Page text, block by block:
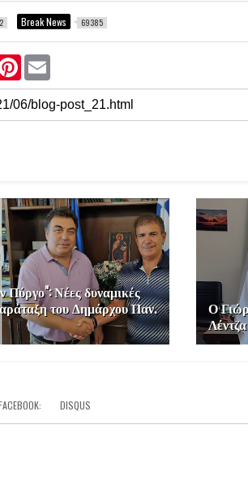
Break News 69385
P
n
t
e
r
a
i
l
Πύργο": Νέες δυναμικές
του Δημάρχου Παν.
Ο
Λέντζα
: DISQUS